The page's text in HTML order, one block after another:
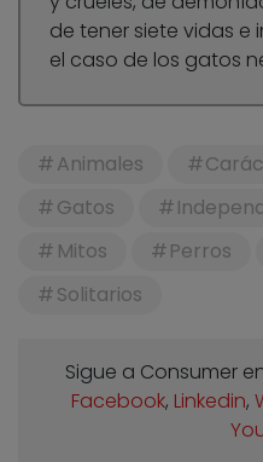
de tener siete vidas e
el caso de los gatos
Animales
Gatos
Mitos
Perros
Solitarios
Sigue a Consumer
Facebook, Linkedin,